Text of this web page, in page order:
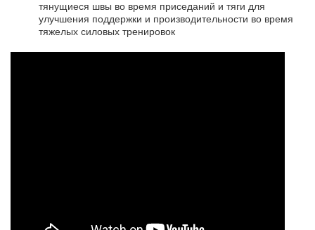
тянущиеся швы во время приседаний и тяги для
улучшения поддержки и производительности во время
тяжелых силовых тренировок